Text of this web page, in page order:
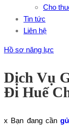
Cho
Tin tức
Liên hệ
Hồ sơ năng lực
Dịch Vụ
Đi Huế
x Bạn đang cần